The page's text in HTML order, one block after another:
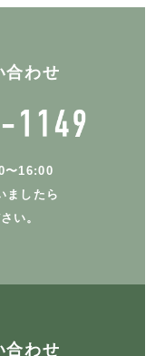
合わせ
〜16:00
ましたら
い。
合わせ